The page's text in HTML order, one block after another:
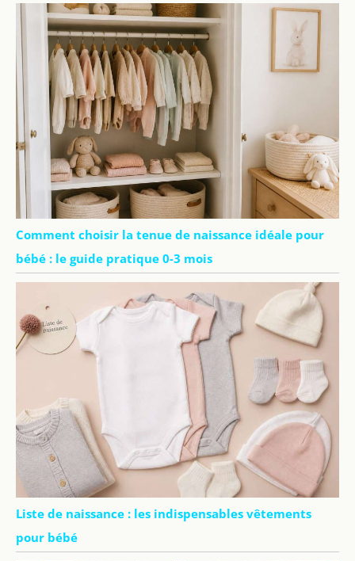
Comment choisir la tenue de naissance idéale pour
bébé : le guide pratique 0-3 mois
Liste de naissance : les indispensables vêtements
pour bébé